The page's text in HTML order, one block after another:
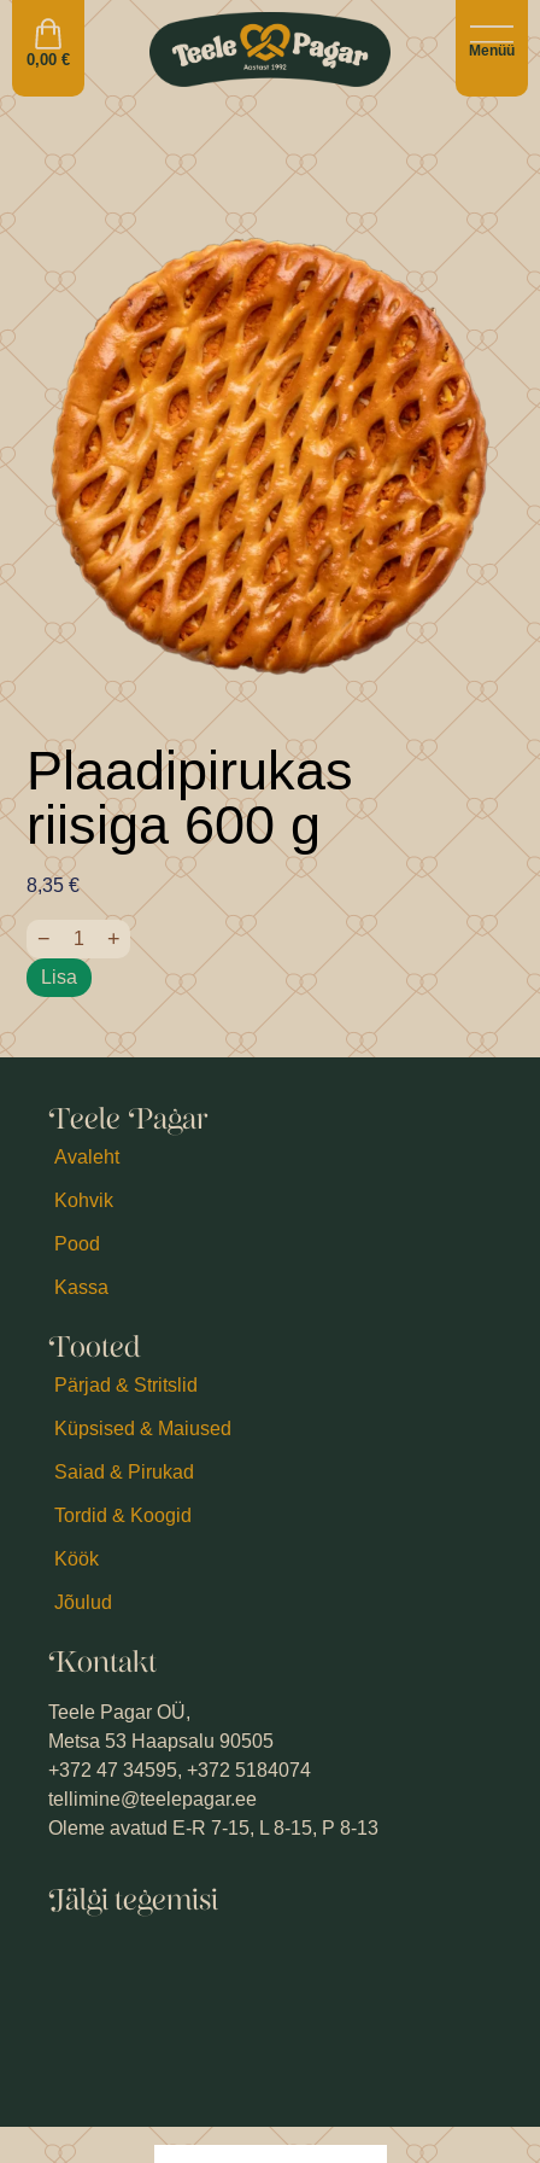
0,00 € Menüü
Plaadipirukas
riisiga 600 g
8,35€
− +
Lisa
Teele Pagar
Avaleht
Kohvik
Pood
Kassa
Tooted
Pärjad & Stritslid
Küpsised & Maiused
Saiad & Pirukad
Tordid & Koogid
Köök
Jõulud
Kontakt
Teele Pagar OÜ,
Metsa 53 Haapsalu 90505
+372 47 34595, +372 5184074
tellimine@teelepagar.ee
Oleme avatud E-R 7-15, L 8-15, P 8-13
Jälgi tegemisi